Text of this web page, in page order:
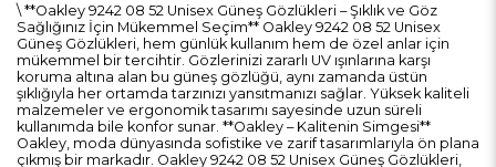
\ **Oakley 9242 08 52 Unisex Güneş Gözlükleri – Şıklık ve Göz
Sağlığınız İçin Mükemmel Seçim** Oakley 9242 08 52 Unisex
Güneş Gözlükleri, hem günlük kullanım hem de özel anlar için
mükemmel bir tercihtir. Gözlerinizi zararlı UV ışınlarına karşı
koruma altına alan bu güneş gözlüğü, aynı zamanda üstün
şıklığıyla her ortamda tarzınızı yansıtmanızı sağlar. Yüksek kaliteli
malzemeler ve ergonomik tasarımı sayesinde uzun süreli
kullanımda bile konfor sunar. **Oakley – Kalitenin Simgesi**
Oakley, moda dünyasında sofistike ve zarif tasarımlarıyla ön plana
çıkmış bir markadır. Oakley 9242 08 52 Unisex Güneş Gözlükleri,